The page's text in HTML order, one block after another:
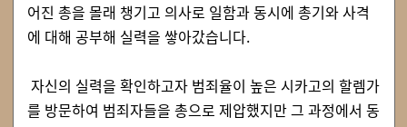
어진 총을 몰래 챙기고 의사로 일함과 동시에 총기와 사격
에 대해 공부해 실력을 쌓아갔습니다.
자신의 실력을 확인하고자 범죄율이 높은 시카고의 할렘가
를 방문하여 범죄자들을 총으로 제압했지만 그 과정에서 동